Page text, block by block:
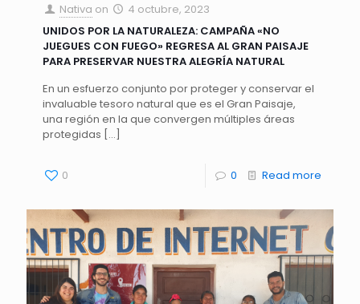
Nativa on
4 octubre, 2023
UNIDOS POR LA NATURALEZA: CAMPAÑA «NO
JUEGUES CON FUEGO» REGRESA AL GRAN PAISAJE
PARA PRESERVAR NUESTRA ALEGRÍA NATURAL
En un esfuerzo conjunto por proteger y conservar el
invaluable tesoro natural que es el Gran Paisaje,
una región en la que convergen múltiples áreas
protegidas […]
0 0 Read more